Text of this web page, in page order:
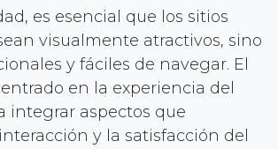
es esencial que los sitios
visualmente atractivos, sino
y fáciles de navegar. El
en la experiencia del
integrar aspectos que
y la satisfacción del